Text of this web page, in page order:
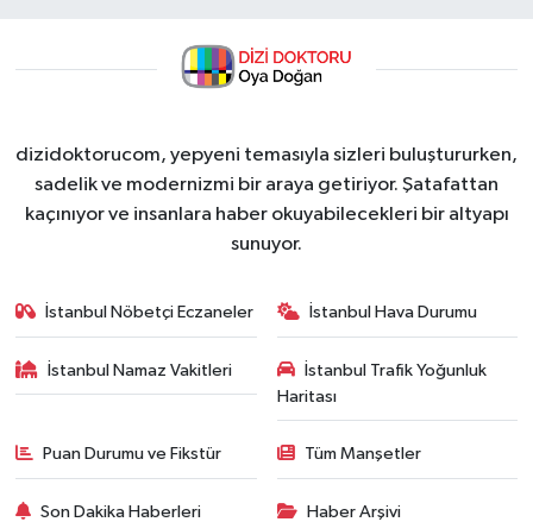
dizidoktorucom, yepyeni temasıyla sizleri buluştururken,
sadelik ve modernizmi bir araya getiriyor. Şatafattan
kaçınıyor ve insanlara haber okuyabilecekleri bir altyapı
sunuyor.
İstanbul Nöbetçi Eczaneler İstanbul Hava Durumu
İstanbul Namaz Vakitleri
İstanbul Trafik Yoğunluk
Haritası
Puan Durumu ve Fikstür Tüm Manşetler
Son Dakika Haberleri Haber Arşivi